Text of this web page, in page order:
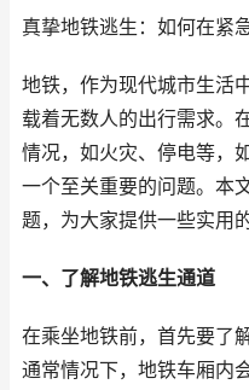
真挚地铁逃生：如何在紧
地铁，作为现代城市生活
载着无数人的出行需求。
情况，如火灾、停电等，
一个至关重要的问题。本
题，为大家提供一些实用
一、了解地铁逃生通道
在乘坐地铁前，首先要了
通常情况下，地铁车厢内